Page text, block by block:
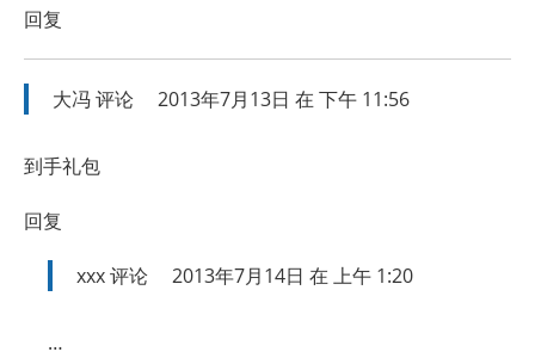
回复
大冯评论 2013年7月13日 在 下午 11:56
到手礼包
回复
xxx评论 2013年7月14日 在 上午 1:20
…